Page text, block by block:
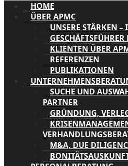
HOME
ÜBER APMC
UNSERE STÄRKEN –
KLIENTEN ÜBER
REFERENZEN
PUBLIKATIONEN
SUCHE UND
PARTNER
GRÜNDUNG,
M&A, DUE